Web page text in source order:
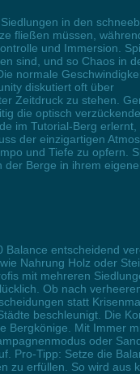
in den
fließen müssen,
und Immersion.
sind, und so Chaos in
normale
diskutiert oft über
Zeitdruck zu stehen.
die optisch
im Tutorial-Berg erlernt,
der einzigartigen
und Tiefe zu opfern.
der Berge in ihrem
entscheidend
Nahrung Holz oder
mit mehreren
Ob nach
statt
beschleunigt. Die
Bergkönige. Mit Immer
oder
Pro-Tipp: Setze die
zu erfüllen. So wird aus